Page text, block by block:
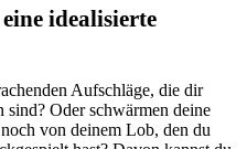
idealisierte
Aufschläge, die dir
Oder schwärmen deine
von deinem Lob, den du